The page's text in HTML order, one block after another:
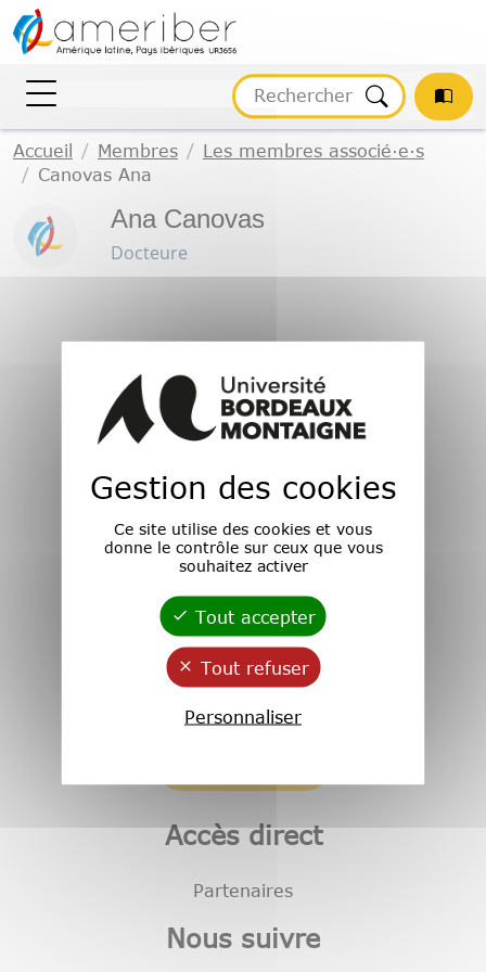
Accueil Membres
Les membres associé·e·s
Canovas Ana
Ana Canovas
Docteure
Adresse :
Maison de la Recherche
Domaine Universitaire
33600 Pessac
Accès direct
Partenaires
Nous suivre
Gestion des cookies
Gestion des cookies
Ce site utilise des cookies et vous
donne le contrôle sur ceux que vous
souhaitez activer
Tout accepter
Tout refuser
Personnaliser